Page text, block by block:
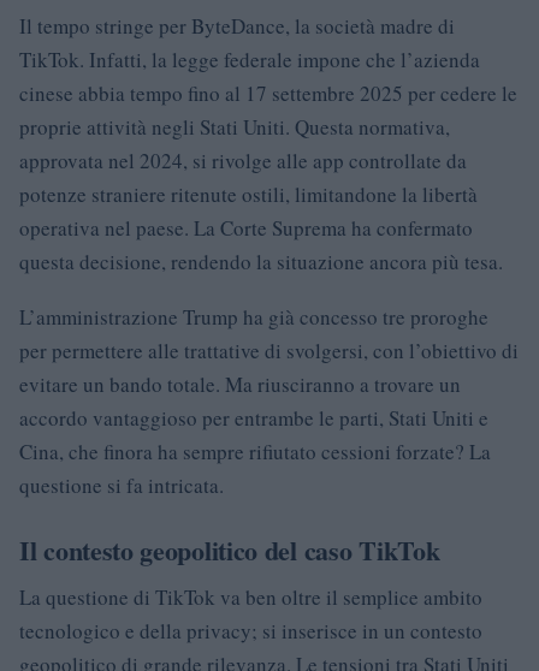
Il tempo stringe per ByteDance, la società madre di
TikTok. Infatti, la legge federale impone che l’azienda
cinese abbia tempo fino al 17 settembre 2025 per cedere le
proprie attività negli Stati Uniti. Questa normativa,
approvata nel 2024, si rivolge alle app controllate da
potenze straniere ritenute ostili, limitandone la libertà
operativa nel paese. La Corte Suprema ha confermato
questa decisione, rendendo la situazione ancora più tesa.
L’amministrazione Trump ha già concesso tre proroghe
per permettere alle trattative di svolgersi, con l’obiettivo di
evitare un bando totale. Ma riusciranno a trovare un
accordo vantaggioso per entrambe le parti, Stati Uniti e
Cina, che finora ha sempre rifiutato cessioni forzate? La
questione si fa intricata.
Il contesto geopolitico del caso TikTok
La questione di TikTok va ben oltre il semplice ambito
tecnologico e della privacy; si inserisce in un contesto
geopolitico di grande rilevanza. Le tensioni tra Stati Uniti